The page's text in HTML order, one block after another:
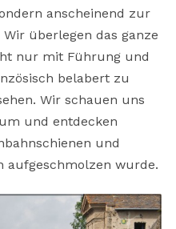
anscheinend zur
überlegen das ganze
nur mit Führung und
belabert zu
Wir schauen uns
und entdecken
und
aufgeschmolzen wurde.